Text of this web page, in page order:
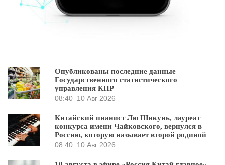
Опубликованы последние данные
Государственного статистического
управления КНР
08:40 10 Авг 2026
Китайский пианист Лю Шикунь, лауреат
конкурса имени Чайковского, вернулся в
Россию, которую называет второй родиной
08:40 10 Авг 2026